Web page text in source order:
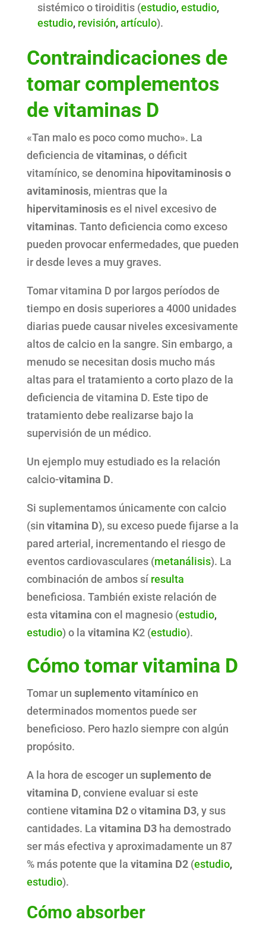
sistémico o tiroiditis (estudio, estudio,
estudio, revisión, artículo).
Contraindicaciones de
tomar complementos
de vitaminas D
«Tan malo es poco como mucho». La
deficiencia de vitaminas, o déficit
vitamínico, se denomina hipovitaminosis o
avitaminosis, mientras que la
hipervitaminosises el nivel excesivo de
vitaminas. Tanto deficiencia como exceso
pueden provocar enfermedades, que pueden
ir desde leves a muy graves.
Tomar vitamina D por largos períodos de
tiempo en dosis superiores a 4000 unidades
diarias puede causar niveles excesivamente
altos de calcio en la sangre. Sin embargo, a
menudo se necesitan dosis mucho más
altas para el tratamiento a corto plazo de la
deficiencia de vitamina D. Este tipo de
tratamiento debe realizarse bajo la
supervisión de un médico.
Un ejemplo muy estudiado es la relación
calcio-vitamina D.
Si suplementamos únicamente con calcio
(sin vitamina D), su exceso puede fijarse a la
pared arterial, incrementando el riesgo de
eventos cardiovasculares (metanálisis). La
combinación de ambos sí resulta
beneficiosa. También existe relación de
esta vitamina con el magnesio (estudio,
estudio) o la vitamina K2 (estudio).
Cómo tomar vitamina D
Tomar un suplemento vitamínicoen
determinados momentos puede ser
beneficioso. Pero hazlo siempre con algún
propósito.
A la hora de escoger un suplemento de
vitamina D, conviene evaluar si este
contiene vitamina D2ovitamina D3, y sus
cantidades. La vitamina D3ha demostrado
ser más efectiva y aproximadamente un 87
% más potente que la vitamina D2(estudio,
estudio).
Cómo absorber